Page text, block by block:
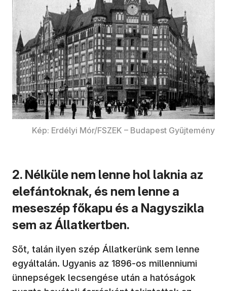
Kép: Erdélyi Mór/FSZEK – Budapest Gyűjtemény
2. Nélküle nem lenne hol laknia az
elefántoknak, és nem lenne a
meseszép főkapu és a Nagyszikla
sem az Állatkertben.
Sőt, talán ilyen szép Állatkerünk sem lenne
egyáltalán. Ugyanis az 1896-os millenniumi
ünnepségek lecsengése után a hatóságok